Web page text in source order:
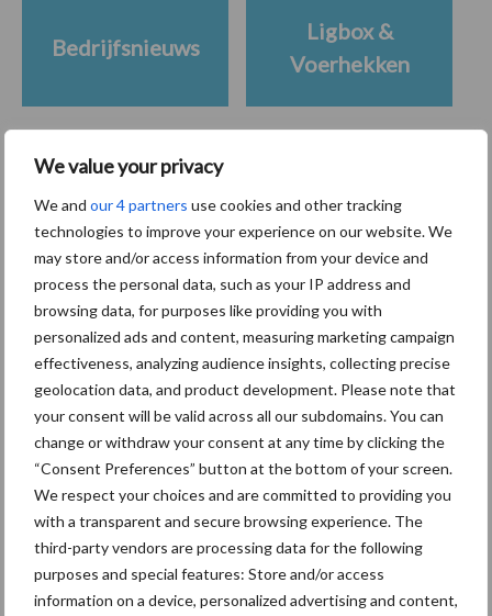
We value your privacy
We and our 4 partners use cookies and other tracking
technologies to improve your experience on our website. We
may store and/or access information from your device and
process the personal data, such as your IP address and
browsing data, for purposes like providing you with
personalized ads and content, measuring marketing campaign
effectiveness, analyzing audience insights, collecting precise
geolocation data, and product development. Please note that
your consent will be valid across all our subdomains. You can
change or withdraw your consent at any time by clicking the
“Consent Preferences” button at the bottom of your screen.
We respect your choices and are committed to providing you
with a transparent and secure browsing experience. The
third-party vendors are processing data for the following
purposes and special features: Store and/or access
information on a device, personalized advertising and content,
Primaire
Sidebar
Recent nieuws Partner nieuws
Grondstoffenmarkt blijft grillig:
droogte en geopolitiek houden
handel in de greep
7 aug
De speenhuid: een vaak
onderschatte risicofactor voor
mastitis
6 aug
ForFarmers ziet volume en
marktaandeel groeien in krimpende
Bedrijfsnieuws
Ligbox &
Voerhekken
Toon meer